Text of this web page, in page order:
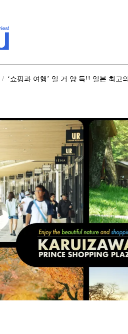
홋카이도쇼핑
/ ‘쇼핑과 여행’ 일.거.양.득!! 일본 최고